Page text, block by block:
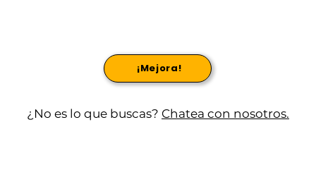
¡Mejora!
¿No es lo que buscas? Chatea con nosotros.